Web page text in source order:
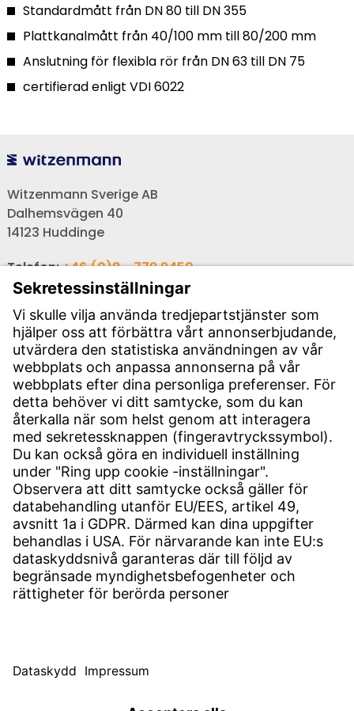
Standardmått från DN 80 till DN 355
Plattkanalmått från 40/100 mm till 80/200 mm
Anslutning för flexibla rör från DN 63 till DN 75
certifierad enligt VDI 6022
Witzenmann Sverige AB
Dalhemsvägen 40
14123 Huddinge
Telefon:+46 (0)8 - 779 9450
Telefax:+46 (0)8 - 746 6436
E-post:info-se@witzenmann.com
Kontakt
Anläggningar över hela världen
Kontaktformulär
Service
Nedladdningscenter
Ladda ner användarprogramvara
Kravspecifikationer
© WITZENMANN All rights reserved
Sverige | SE